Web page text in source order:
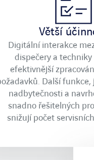
Větší
Digitální interakce
dispečery a
efektivnější
Další funkce,
nadbytečnosti a
snadno řešitelných
snižují počet